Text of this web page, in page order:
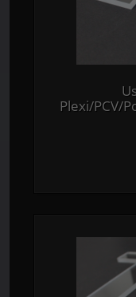
Plexi/PCV/